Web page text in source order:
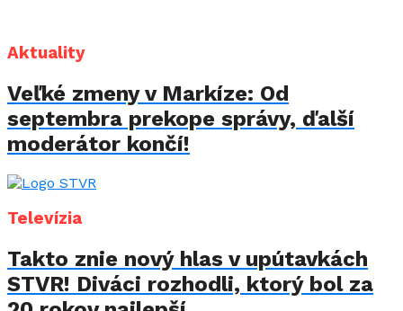
Aktuality
Veľké zmeny v Markíze: Od
septembra prekope správy, ďalší
moderátor končí!
Televízia
Takto znie nový hlas v upútavkách
STVR! Diváci rozhodli, ktorý bol za